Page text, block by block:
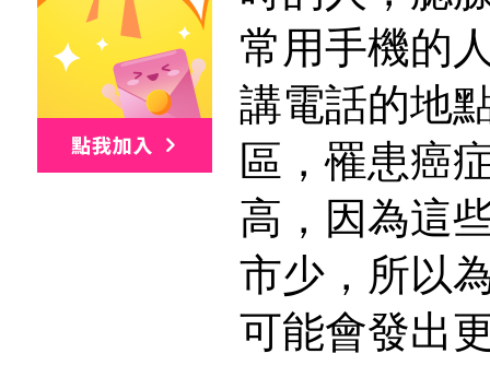
常用手機的
講電話的地
區，罹患癌
高，因為這
市少，所以
可能會發出